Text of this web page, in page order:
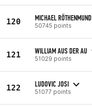
120 MICHAEL RÖTHENMUND
50745 points
121 WILLIAM AUS DER AU
51029 points
122 LUDOVIC JOSI
51077 points